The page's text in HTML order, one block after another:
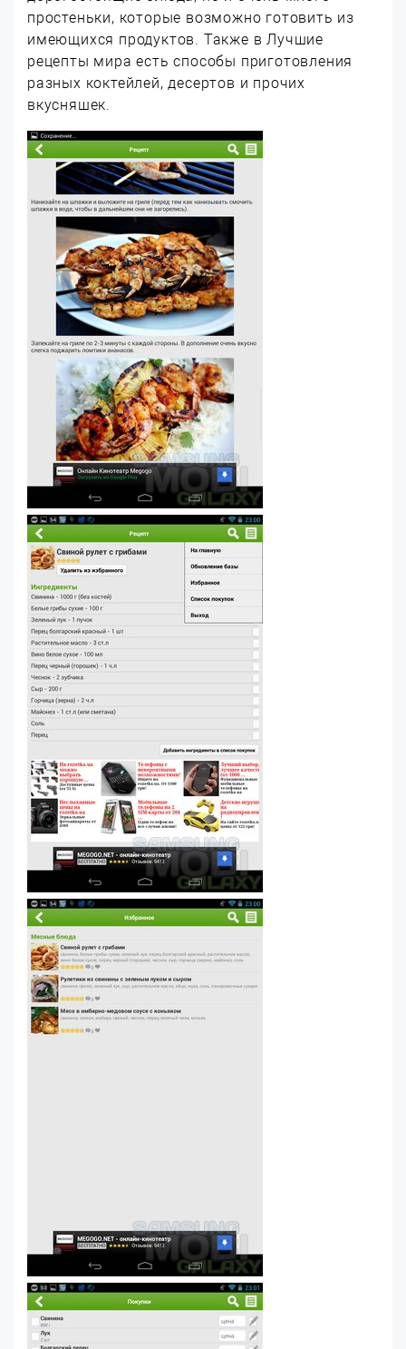
простеньки, которые возможно готовить из
имеющихся продуктов. Также в Лучшие
рецепты мира есть способы приготовления
разных коктейлей, десертов и прочих
вкусняшек.